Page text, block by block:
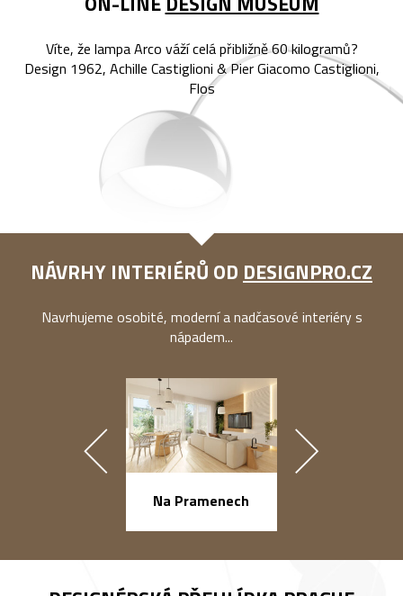
Víte, že lampa Arco váží celá přibližně 60 kilogramů?
Design 1962, Achille Castiglioni & Pier Giacomo Castiglioni,
Flos
NÁVRHY INTERIÉRŮ OD DESIGNPRO.CZ
Navrhujeme osobité, moderní a nadčasové interiéry s
nápadem...
Na Pramenech